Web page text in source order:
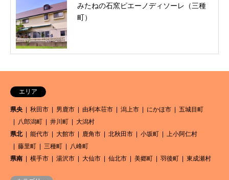
みたねの石窯ピエーノディソーレ（三種
町）
エリア
県央 秋田市 男鹿市 由利本荘市 潟上市 にかほ市
五城目町
八郎潟町
井川町
大潟村
県北
能代市 大館市 鹿角市 北秋田市 小坂町
上小阿仁村
藤里町
三種町
八峰町
県南
横手市 湯沢市 大仙市 仙北市 美郷町 羽後町 東成瀬村